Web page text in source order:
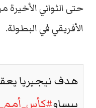
حتى الثواني الأخيرة
الأفريقي في البطولة.
هدف نيجيريا
بيساو